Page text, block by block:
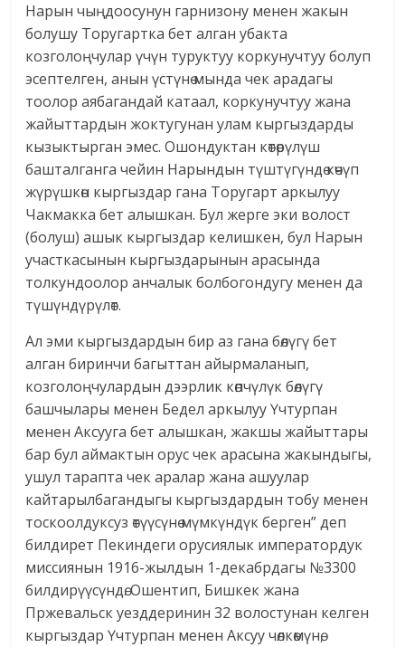
Нарын чыңдоосунун гарнизону менен жакын
болушу Торугартка бет алган убакта
козголоңчулар үчүн туруктуу коркунучтуу болуп
эсептелген, анын үстүнө мында чек арадагы
тоолор аябагандай катаал, коркунучтуу жана
жайыттардын жоктугунан улам кыргыздарды
кызыктырган эмес. Ошондуктан көтөрүлүш
башталганга чейин Нарындын түштүгүндө көчүп
жүрүшкөн кыргыздар гана Торугарт аркылуу
Чакмакка бет алышкан. Бул жерге эки волост
(болуш) ашык кыргыздар келишкен, бул Нарын
участкасынын кыргыздарынын арасында
толкундоолор анчалык болбогондугу менен да
түшүндүрүлөт.
Ал эми кыргыздардын бир аз гана бөлүгү бет
алган биринчи багыттан айырмаланып,
козголоңчулардын дээрлик көпчүлүк бөлүгү
башчылары менен Бедел аркылуу Үчтурпан
менен Аксууга бет алышкан, жакшы жайыттары
бар бул аймактын орус чек арасына жакындыгы,
ушул тарапта чек аралар жана ашуулар
кайтарылбагандыгы кыргыздардын тобу менен
тоскоолдуксуз өтүүсүнө мүмкүндүк берген” деп
билдирет Пекиндеги орусиялык императордук
миссиянын 1916-жылдын 1-декабрдагы №3300
билдирүүсүндө. Ошентип, Бишкек жана
Пржевальск уезддеринин 32 волостунан келген
кыргыздар Үчтурпан менен Аксуу чөлкөмүнө,